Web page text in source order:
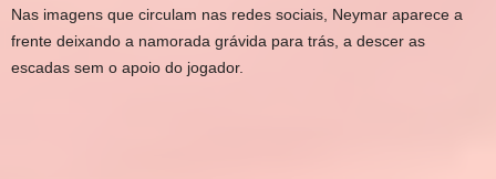
Nas imagens que circulam nas redes sociais, Neymar aparece a
frente deixando a namorada grávida para trás, a descer as
escadas sem o apoio do jogador.